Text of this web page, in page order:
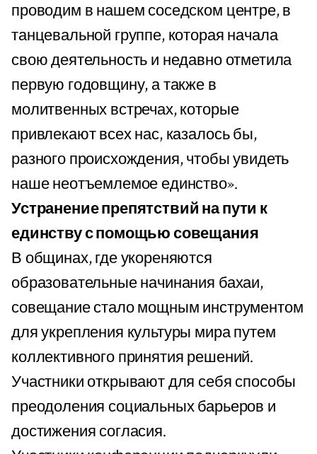
проводим в нашем соседском центре, в
танцевальной группе, которая начала
свою деятельность и недавно отметила
первую годовщину, а также в
молитвенных встречах, которые
привлекают всех нас, казалось бы,
разного происхождения, чтобы увидеть
наше неотъемлемое единство».
Устранение препятствий на пути к
единству с помощью совещания
В общинах, где укореняются
образовательные начинания бахаи,
совещание стало мощным инструментом
для укрепления культуры мира путем
коллективного принятия решений.
Участники открывают для себя способы
преодоления социальных барьеров и
достижения согласия.